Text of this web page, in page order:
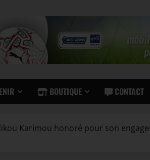
BOUTIQUE CONTACT
Karimou honoré pour son